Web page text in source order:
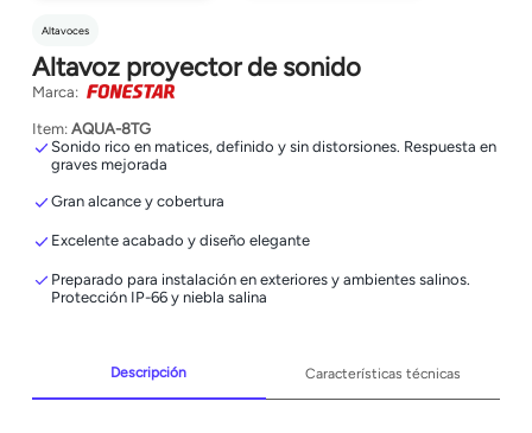
Altavoces
Altavoz proyector de sonido
Marca:
Item: AQUA-8TG
Sonido rico en matices, definido y sin distorsiones. Respuesta en
graves mejorada
Gran alcance y cobertura
Excelente acabado y diseño elegante
Preparado para instalación en exteriores y ambientes salinos.
Protección IP-66 y niebla salina
Descripción Características técnicas